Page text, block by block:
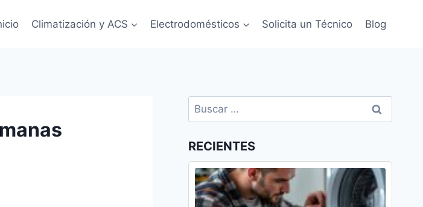
Climatización y ACS Electrodomésticos Solicita un Técnico Blog
Buscar:
RECIENTES